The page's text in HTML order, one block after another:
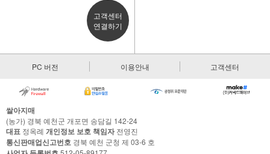
고객센터
연결하기
PC 버전 이용안내 고객센터
쌀아지매
(농가) 경북 예천군 개포면 송담길 142-24
대표 정옥례 개인정보 보호 책임자전영진
통신판매업신고번호 경북 예천 군청 제 03-6 호